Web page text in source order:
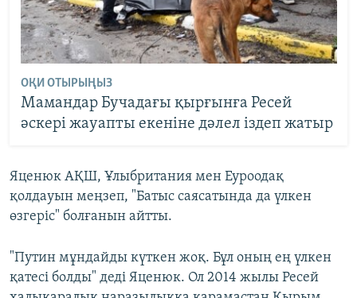
ОҚИ ОТЫРЫҢЫЗ
Мамандар Бучадағы қырғынға Ресей
әскері жауапты екеніне дәлел іздеп жатыр
Яценюк АҚШ, Ұлыбритания мен Еуроодақ
қолдауын меңзеп, "Батыс саясатында да үлкен
өзгеріс" болғанын айтты.
"Путин мұндайды күткен жоқ. Бұл оның ең үлкен
қатесі болды" деді Яценюк. Ол 2014 жылы Ресей